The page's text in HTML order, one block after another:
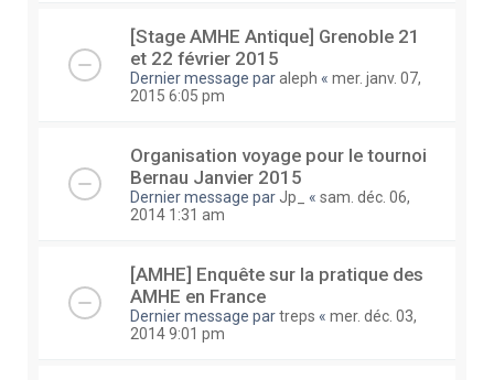
[Stage AMHE Antique] Grenoble 21
et 22 février 2015
Dernier message paraleph « mer. janv. 07,
2015 6:05 pm
Organisation voyage pour le tournoi
Bernau Janvier 2015
Dernier message par Jp_ « sam. déc. 06,
2014 1:31 am
[AMHE] Enquête sur la pratique des
AMHE en France
Dernier message partreps « mer. déc. 03,
2014 9:01 pm